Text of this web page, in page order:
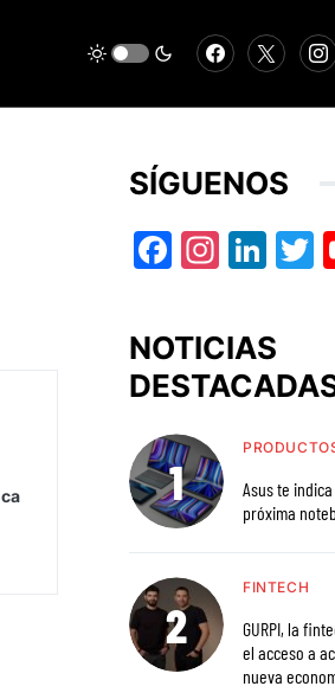
SÍGUENOS
Facebook
NOTICIAS
Asus te
próxima
FINTECH
GURPI, la fintech
el acceso a
nueva